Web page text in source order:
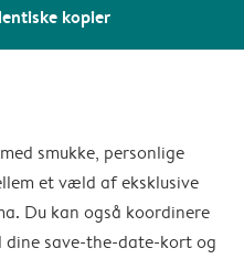
kopier
smukke, personlige
et væld af eksklusive
Du kan også koordinere
save-the-date-kort og